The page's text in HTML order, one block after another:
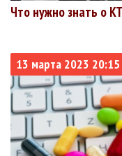
Что нужно знать о
13 марта 2023 20:15